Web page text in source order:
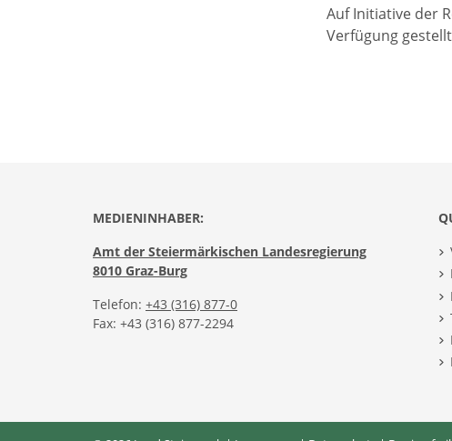
Auf Initiative der
Verfügung
MEDIENINHABER:
Amt der Steiermärkischen Landesregierung
8010 Graz-Burg
Telefon: +43 (316) 877-0
Fax: +43 (316) 877-2294